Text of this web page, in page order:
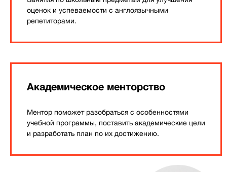
оценок и успеваемости с англоязычными
репетиторами.
Академическое менторство
Ментор поможет разобраться с особенностями
учебной программы, поставить академические цели
и разработать план по их достижению.